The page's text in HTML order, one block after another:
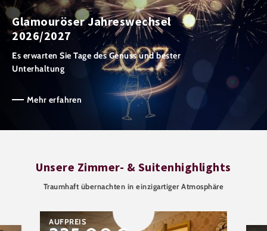
Glamouröser Jahreswechsel
2026/2027
Es erwarten Sie Tage des Genuss und bester
Unterhaltung
Mehr erfahren
Unsere Zimmer- & Suitenhighlights
Traumhaft übernachten in einzigartiger Atmosphäre
AUFPREIS